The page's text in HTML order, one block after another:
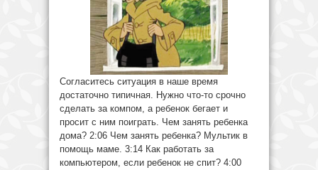
Согласитесь ситуация в наше время
достаточно типичная. Нужно что-то срочно
сделать за компом, а ребенок бегает и
просит с ним поиграть. Чем занять ребенка
дома? 2:06 Чем занять ребенка? Мультик в
помощь маме. 3:14 Как работать за
компьютером, если ребенок не спит? 4:00